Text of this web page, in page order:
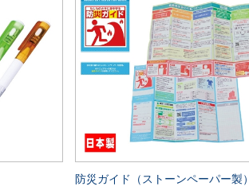
防災ガイド（ストーンペーパー製）